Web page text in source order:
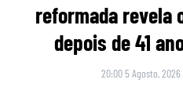
reformada revela
depois de 41
20:00 5 Agosto, 2026